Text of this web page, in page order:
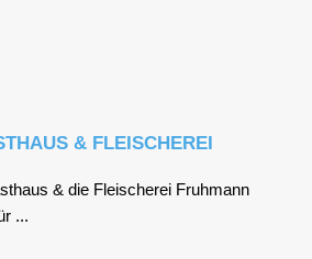
& FLEISCHEREI
& die Flei­sche­rei Fruh­mann
...